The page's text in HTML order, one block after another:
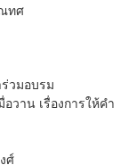
ศ
วมอบรม
าน เรื่องการให้คำ